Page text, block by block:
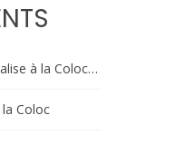
à la Coloc…
Coloc